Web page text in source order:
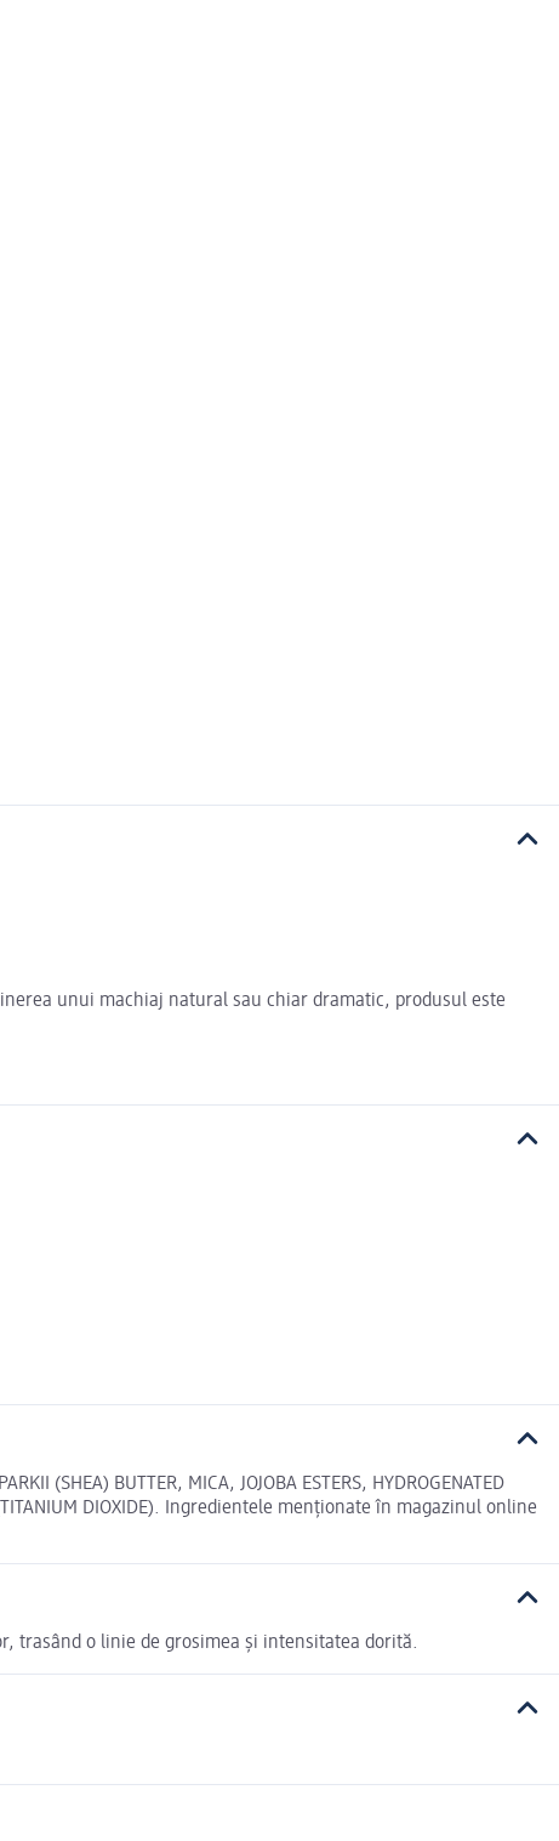
unui machiaj natural sau chiar dramatic, produsul este
(SHEA) BUTTER, MICA, JOJOBA ESTERS, HYDROGENATED
(TITANIUM DIOXIDE). Ingredientele menționate în magazinul online
trasând o linie de grosimea și intensitatea dorită.